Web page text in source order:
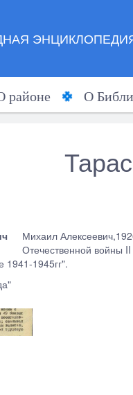
районе О
Михаил
Отечественной войны
1941-1945гг".